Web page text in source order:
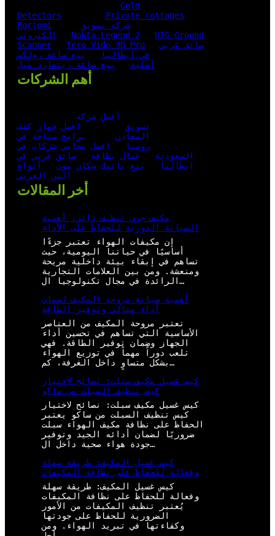
Gold
Detectors
Private cottages
Borjomi
شركة تسويق
الكتروني
Nokta Legend 2
UIG Ground
Scanner
Tero Vido 3D Pro
سائق عربي
في إيطاليا
بيع ساعة رولكس
أصلية
بيع ساعة ريتشارد ميل
أهم الشركات
أفضل شركة
تسويق
افضل جهاز كشف
المعادن
برامج سياحة في
روسيا
افضل محامي شركات في
السعودية
عمال نظافة
سائق عربي في
ايطاليا
بيع باتيك سكاي مون
أنواع
البن العربي
أخر المقالات
مكيف جري تنظيف ذاتي: أهمية
الصيانة الدورية للحفاظ على الأداء
إن مكيفات الهواء تعتبر جزءًا
أساسيًا في حياتنا اليومية، حيث
تساهم في إبقاء بيئة داخلية مريحة
ومنعشة. ومن بين العلامات التجارية
الرائدة في مجال تكنولوجيا ال…
أهمية صيانة مروحة المكيف لضمان
أداء مثالي وتوفير الطاقة
تعتبر مروحة المكيف من العناصر
الأساسية التي تساهم في تحسين أداء
الجهاز وضمان توفير الطاقة. فهي
تلعب دوراً مهماً في توزيع الهواء
بشكل متساوٍ داخل الغرفة، كم…
كيس غسيل مكيف سبلت: نصائح لاختيار
كيس تنظيف السبلت من ساكو
كيس غسيل مكيف سبلت: نصائح لاختيار
كيس تنظيف السبلت من ساكو يعتبر
الحفاظ على نظافة مكيف الهواء سبلت
ضروريًا لضمان أدائه الجيد وتوفير
جودة هواء صحية داخل ال…
كيس غسيل المكيف: طريقة سهلة
وفعالة للحفاظ على نظافة المكيفات
كيس غسيل المكيف: طريقة سهلة
وفعالة للحفاظ على نظافة المكيفات
يُعتبر تنظيف المكيفات من الأمور
الضرورية للحفاظ على جودتها
وكفاءتها في تبريد الهواء. ومن